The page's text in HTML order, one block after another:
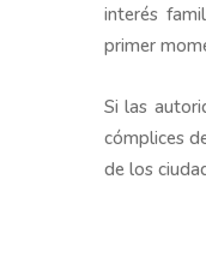
interés
primer
Si las
cómplices
de los